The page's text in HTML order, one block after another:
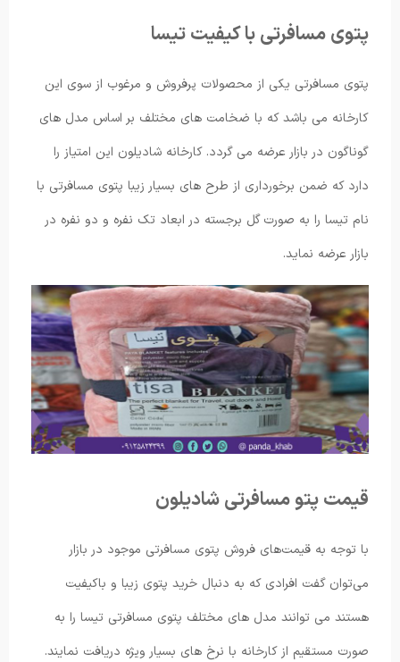
پتوی مسافرتی با کیفیت تیسا
پتوی مسافرتی یکی از محصولات پرفروش و مرغوب از سوی این
کارخانه می باشد که با ضخامت های مختلف بر اساس مدل های
گوناگون در بازار عرضه می گردد. کارخانه شادیلون این امتیاز را
دارد که ضمن برخورداری از طرح های بسیار زیبا پتوی مسافرتی با
نام تیسا را به صورت گل برجسته در ابعاد تک نفره و دو نفره در
بازار عرضه نماید.
قیمت پتو مسافرتی شادیلون
با توجه به قیمت‌های فروش پتوی مسافرتی موجود در بازار
می‌توان گفت افرادی که به دنبال خرید پتوی زیبا و باکیفیت
هستند می توانند مدل های مختلف پتوی مسافرتی تیسا را به
صورت مستقیم از کارخانه با نرخ های بسیار ویژه دریافت نمایند.